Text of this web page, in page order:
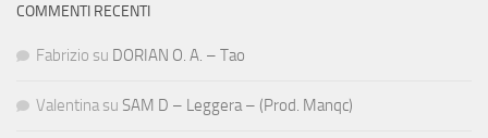
COMMENTI RECENTI
Fabrizio su DORIAN O. A. – Tao
Valentina su SAM D – Leggera – (Prod. Manqc)